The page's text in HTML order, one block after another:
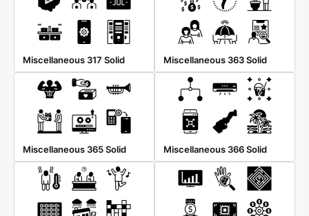
Miscellaneous 317 Solid Miscellaneous 363 Solid
Miscellaneous 365 Solid Miscellaneous 366 Solid